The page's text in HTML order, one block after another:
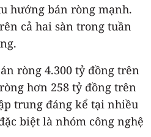
hướng bán ròng mạnh.
cả hai sàn trong tuần
ròng 4.300 tỷ đồng trên
hơn 258 tỷ đồng trên
trung đáng kể tại nhiều
biệt là nhóm công nghệ